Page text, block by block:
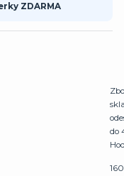
ZDARMA
do